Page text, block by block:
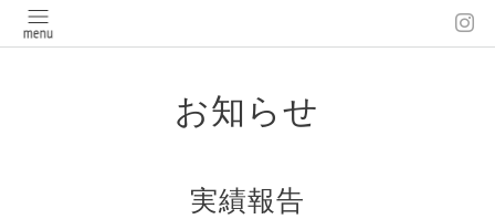
お知らせ
実績報告